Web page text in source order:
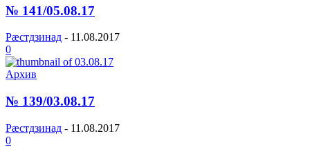
№ 141/05.08.17
Рæстдзинад - 11.08.2017
0
Архив
№ 139/03.08.17
Рæстдзинад - 11.08.2017
0